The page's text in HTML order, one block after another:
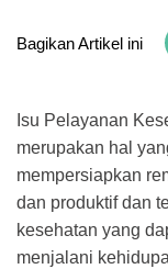
Bagikan Artikel ini
Isu Pelayanan
merupakan hal
mempersiapkan
dan produktif dan
kesehatan yang
menjalani